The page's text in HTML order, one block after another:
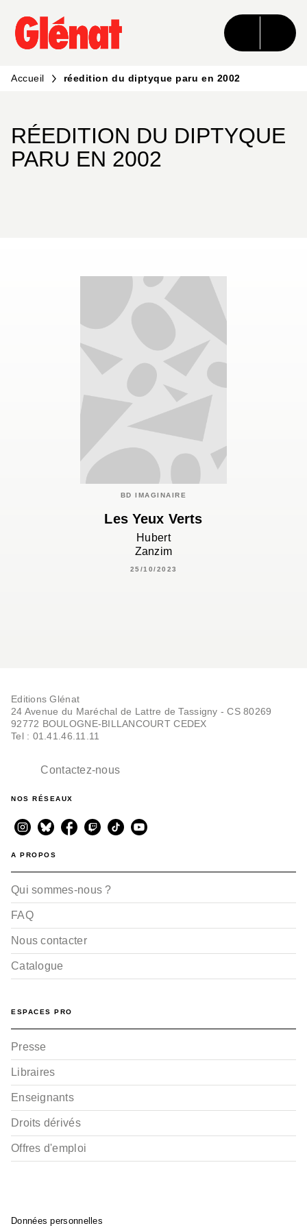
MENU RECHERCHE CONTENU
PIED DE PAGE
Accueil réedition du diptyque paru en 2002
RÉEDITION DU DIPTYQUE
PARU EN 2002
BD IMAGINAIRE
Les Yeux Verts
Hubert
Zanzim
25/10/2023
Editions Glénat
24 Avenue du Maréchal de Lattre de Tassigny - CS 80269
92772 BOULOGNE-BILLANCOURT CEDEX
Tel : 01.41.46.11.11
Contactez-nous
NOS RÉSEAUX
A PROPOS
Qui sommes-nous ?
FAQ
Nous contacter
Catalogue
ESPACES PRO
Presse
Libraires
Enseignants
Droits dérivés
Offres d'emploi
Données personnelles